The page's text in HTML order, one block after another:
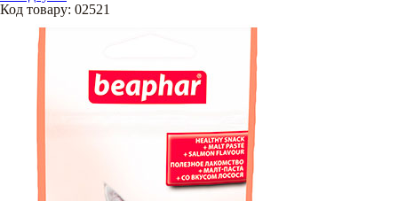
Код товару: 02521